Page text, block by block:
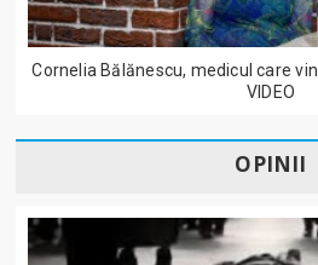
Cornelia Bălănescu, medicul care
VIDEO
OPINII